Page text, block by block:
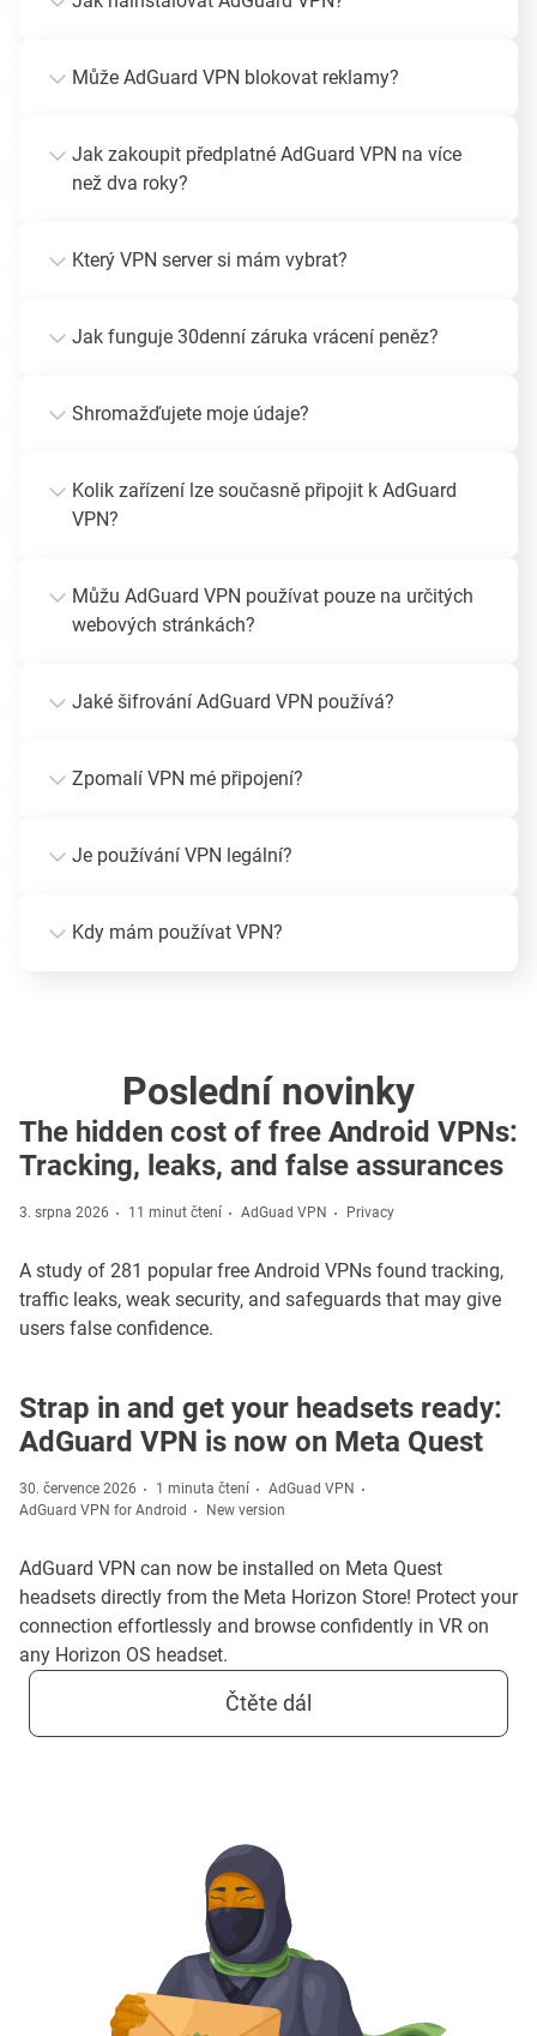
Může AdGuard VPN blokovat reklamy?
Jak zakoupit předplatné AdGuard VPN na více
než dva roky?
Který VPN server si mám vybrat?
Jak funguje 30denní záruka vrácení peněz?
Shromažďujete moje údaje?
Kolik zařízení lze současně připojit k AdGuard
VPN?
Můžu AdGuard VPN používat pouze na určitých
webových stránkách?
Jaké šifrování AdGuard VPN používá?
Zpomalí VPN mé připojení?
Je používání VPN legální?
Kdy mám používat VPN?
Poslední novinky
The hidden cost of free Android VPNs:
Tracking, leaks, and false assurances
3. srpna 2026 11 minut čtení AdGuad VPN Privacy
A study of 281 popular free Android VPNs found tracking,
traffic leaks, weak security, and safeguards that may give
users false confidence.
Strap in and get your headsets ready:
AdGuard VPN is now on Meta Quest
30. července 2026 1 minuta čtení
AdGuad VPN
AdGuard VPN for Android
New version
AdGuard VPN can now be installed on Meta Quest
headsets directly from the Meta Horizon Store! Protect your
connection effortlessly and browse confidently in VR on
any Horizon OS headset.
Čtěte dál